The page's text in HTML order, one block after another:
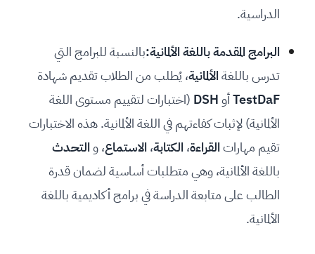
الدراسية.
البرامج المقدمة باللغة الألمانية:بالنسبة للبرامج التي
تدرس باللغةالألمانية، يُطلب من الطلاب تقديم شهادة
TestDaFأوDSH (اختبارات لتقييم مستوى اللغة
الألمانية) لإثبات كفاءتهم في اللغة الألمانية. هذه الاختبارات
تقيم مهاراتالقراءة، الكتابة، الاستماع، والتحدث
باللغة الألمانية، وهي متطلبات أساسية لضمان قدرة
الطالب على متابعة الدراسة في برامج أكاديمية باللغة
الألمانية.